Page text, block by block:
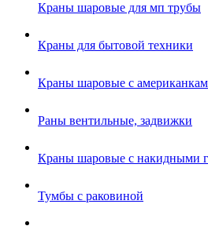
Краны шаровые для мп трубы
Краны для бытовой техники
Краны шаровые с
Раны вентильные, задвижки
Краны шаровые с накидными
Тумбы с раковиной